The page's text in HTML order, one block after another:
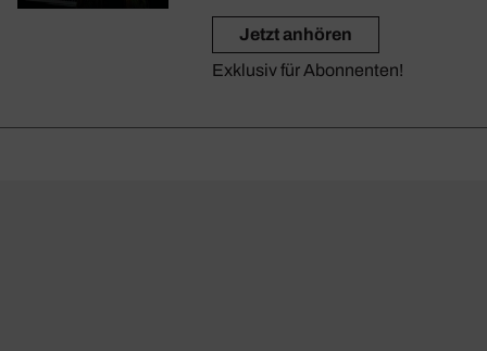
Jetzt anhören
Exklusiv für Abonnenten!